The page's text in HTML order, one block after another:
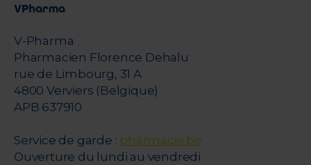
VPharma
V-Pharma
Pharmacien Florence Dehalu
rue de Limbourg, 31 A
4800 Verviers (Belgique)
APB 637910
Service de garde : pharmacie.be
Ouverture du lundi au vendredi